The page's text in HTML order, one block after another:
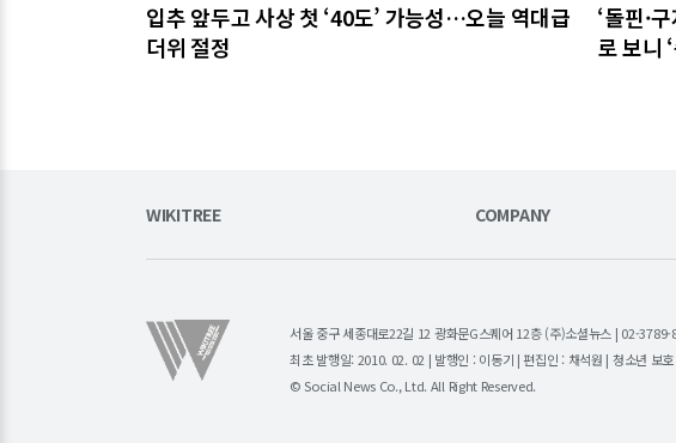
입추 앞두고 사상 첫 ‘40도’ 가능성…오늘 역대급
더위 절정
‘돌핀·
로 보니
WIKITREE COMPANY
서울 중구 세종대로22길 12 광화문G스퀘어 12층 (주)소셜뉴스 | 02-
최초 발행일: 2010. 02. 02 | 발행인 : 이동기 | 편집인 : 채석원 | 청소년 보
© Social News Co., Ltd. All Right Reserved.